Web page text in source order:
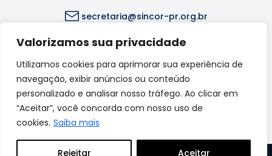
Valorizamos sua privacidade
Utilizamos cookies para aprimorar sua experiência de
navegação, exibir anúncios ou conteúdo
personalizado e analisar nosso tráfego. Ao clicar em
“Aceitar”, você concorda com nosso uso de
cookies. Saiba mais
Rejeitar Aceitar
secretaria@sincor-pr.org.br
Rua Dr. Reynaldo Machado, 1309 - Rebouças, Curitiba
- PR, 80215-242
Acompanhe-nos nas redes sociais: